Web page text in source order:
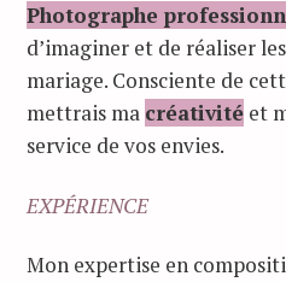
Photographe
d’imaginer et de réaliser
mariage. Consciente de
mettrais ma créativité et
service de vos envies.
EXPÉRIENCE
Mon expertise en